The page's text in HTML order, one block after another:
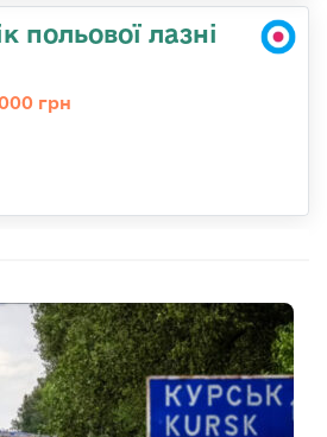
польової лазні
грн